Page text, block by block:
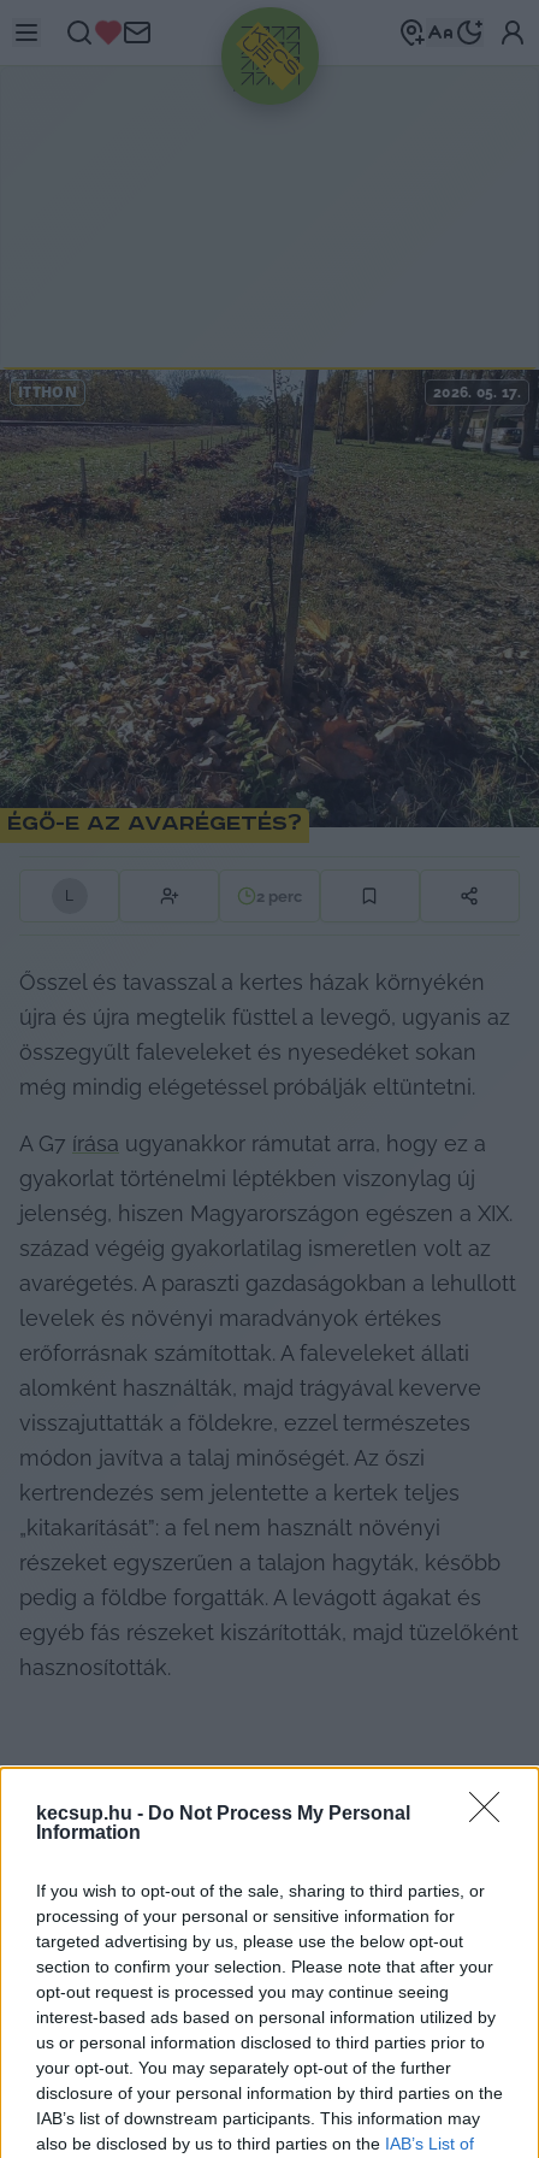
kecsup.hu - Do Not Process My Personal
Information
If you wish to opt-out of the sale, sharing to third parties, or
processing of your personal or sensitive information for
targeted advertising by us, please use the below opt-out
section to confirm your selection. Please note that after your
opt-out request is processed you may continue seeing
interest-based ads based on personal information utilized by
us or personal information disclosed to third parties prior to
your opt-out. You may separately opt-out of the further
disclosure of your personal information by third parties on the
IAB’s list of downstream participants. This information may
also be disclosed by us to third parties on the IAB’s List of
HIRDETÉS
ITTHON 2026. 05. 17.
Égő-e az avarégetés?
L 2 perc
Ősszel és tavasszal a kertes házak környékén
újra és újra megtelik füsttel a levegő, ugyanis az
összegyűlt faleveleket és nyesedéket sokan
még mindig elégetéssel próbálják eltüntetni.
A G7 írása ugyanakkor rámutat arra, hogy ez a
gyakorlat történelmi léptékben viszonylag új
jelenség, hiszen Magyarországon egészen a XIX.
század végéig gyakorlatilag ismeretlen volt az
avarégetés. A paraszti gazdaságokban a lehullott
levelek és növényi maradványok értékes
erőforrásnak számítottak. A faleveleket állati
alomként használták, majd trágyával keverve
visszajuttatták a földekre, ezzel természetes
módon javítva a talaj minőségét. Az őszi
kertrendezés sem jelentette a kertek teljes
„kitakarítását”: a fel nem használt növényi
részeket egyszerűen a talajon hagyták, később
pedig a földbe forgatták. A levágott ágakat és
egyéb fás részeket kiszárították, majd tüzelőként
hasznosították.
költözés, az önellátó gazdálkodás helyébe lépő
díszkert-kultúra megjelenése után a
megmaradó levéltömeg rendezetlenségnek és
elhanyagoltságnak számított a társadalom
szemében) viszont ez a szemlélet alapvetően
megváltozott, és szinte szükségszerűségként
fogalmazódott meg az avar elégetése.